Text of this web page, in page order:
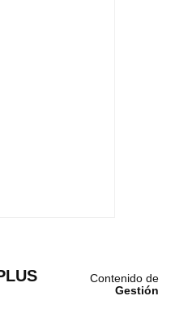
Contenido de
Gestión